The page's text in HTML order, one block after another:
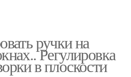
ручки на
Регулировка
в плоскости